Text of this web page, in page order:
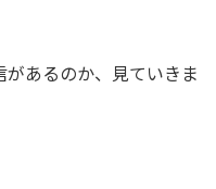
あるのか、見ていきま